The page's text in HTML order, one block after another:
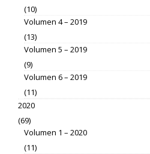
(10)
Volumen 4 – 2019
(13)
Volumen 5 – 2019
(9)
Volumen 6 – 2019
(11)
2020
(69)
Volumen 1 – 2020
(11)